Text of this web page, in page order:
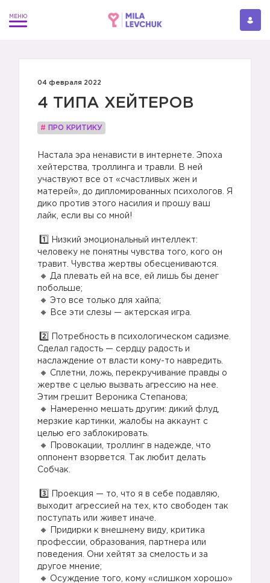
04 февраля 2022
4 ТИПА ХЕЙТЕРОВ
# ПРО КРИТИКУ
Настала эра ненависти в интернете. Эпоха
хейтерства, троллинга и травли. В ней
участвуют все от «счастливых жен и
матерей», до дипломированных психологов. Я
дико против этого насилия и прошу ваш
лайк, если вы со мной!
Низкий эмоциональный интеллект:
человеку не понятны чувства того, кого он
травит. Чувства жертвы обесцениваются.
Да плевать ей на все, ей лишь бы денег
побольше;
Это все только для хайпа;
Все эти слезы — актерская игра.
Потребность в психологическом садизме.
Сделал гадость — сердцу радость и
наслаждение от власти кому-то навредить.
Сплетни, ложь, перекручивание правды о
жертве с целью вызвать агрессию на нее.
Этим грешит Вероника Степанова;
Намеренно мешать другим: дикий флуд,
мерзкие картинки, жалобы на аккаунт с
целью его заблокировать.
Провокации, троллинг в надежде, что
оппонент взорвется. Так любит делать
Собчак.
Проекция — то, что я в себе подавляю,
выходит агрессией на тех, кто свободен так
поступать или живет иначе.
Придирки к внешнему виду, критика
профессии, образования, партнера или
поведения. Они хейтят за смелость и за
другое мнение;
Осуждение того, кому «слишком хорошо»